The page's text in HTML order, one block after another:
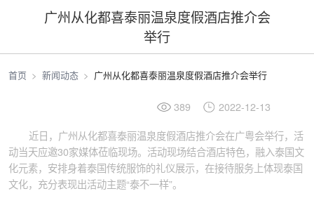
广州从化都喜泰丽温泉度假酒店推介会
举行
首页 新闻动态 广州从化都喜泰丽温泉度假酒店推介会举行
389 2022-12-13
近日，广州从化都喜泰丽温泉度假酒店推介会在广粤会举行，活
动当天应邀30家媒体莅临现场。活动现场结合酒店特色，融入泰国文
化元素，安排身着泰国传统服饰的礼仪展示，在接待服务上体现泰国
文化，充分表现出活动主题“泰不一样”。